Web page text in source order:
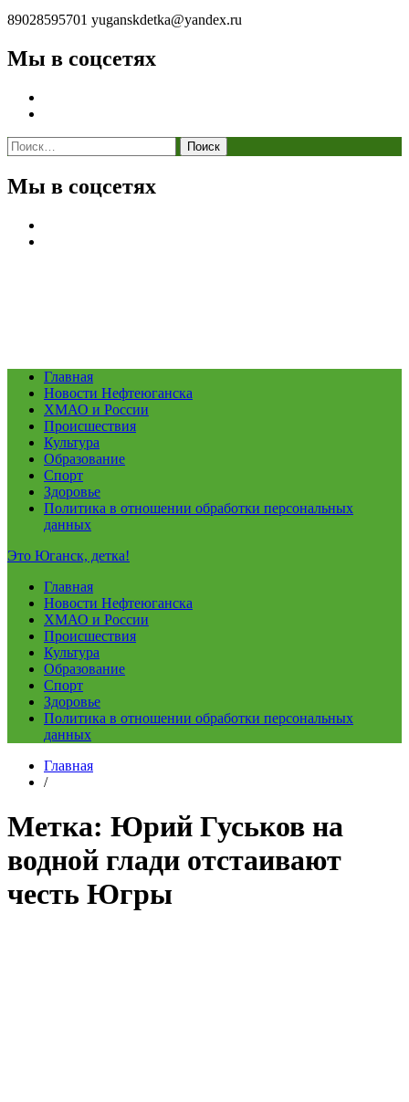
89028595701 yuganskdetka@yandex.ru
Мы в соцсетях
Найти:
Мы в соцсетях
Главная
Новости Нефтеюганска
ХМАО и России
Происшествия
Культура
Образование
Спорт
Здоровье
Политика в отношении обработки персональных
данных
Это Юганск, детка!
Главная
Новости Нефтеюганска
ХМАО и России
Происшествия
Культура
Образование
Спорт
Здоровье
Политика в отношении обработки персональных
данных
Главная
/
Метка: Юрий Гуськов на
водной глади отстаивают
честь Югры